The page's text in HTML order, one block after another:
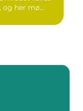
og her mø...